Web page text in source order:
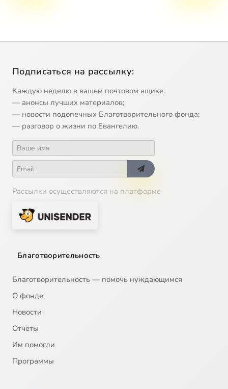
Подписаться на рассылку:
Каждую неделю в вашем почтовом ящике:
— анонсы лучших материалов;
— новости подопечных Благотворительного фонда;
— разговор о жизни по Евангелию.
Рассылки осуществляются на платформе
Благотворительность
Благотворительность — помочь нуждающимся
О фонде
Новости
Отчёты
Им помогли
Программы